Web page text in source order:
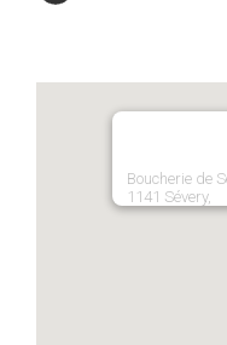
Boucherie de
1141 Sévery,